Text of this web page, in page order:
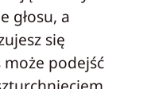
głosu, a
się
podejść